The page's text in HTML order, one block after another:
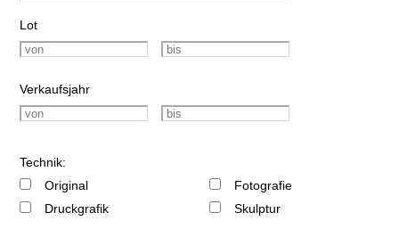
Lot
Verkaufsjahr
Technik:
Original
Druckgrafik
Fotografie
Skulptur